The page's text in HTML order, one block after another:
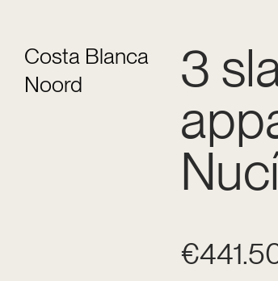
Costa Blanca
Noord
3